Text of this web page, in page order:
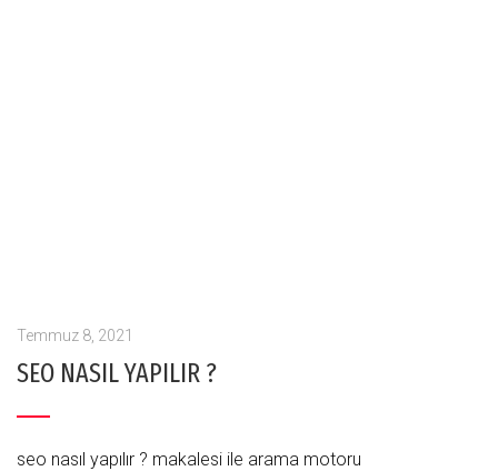
Temmuz 8, 2021
SEO NASIL YAPILIR ?
seo nasıl yapılır ? makalesi ile arama motoru